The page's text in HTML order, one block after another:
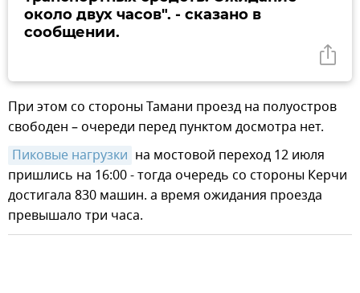
около двух часов". - сказано в
сообщении.
При этом со стороны Тамани проезд на полуостров
свободен – очереди перед пунктом досмотра нет.
Пиковые нагрузки на мостовой переход 12 июля
пришлись на 16:00 - тогда очередь со стороны Керчи
достигала 830 машин. а время ожидания проезда
превышало три часа.